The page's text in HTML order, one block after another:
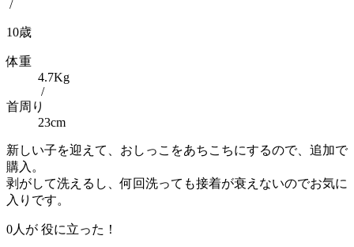
/
10歳
体重
4.7Kg
/
首周り
23cm
新しい子を迎えて、おしっこをあちこちにするので、追加で
購入。
剥がして洗えるし、何回洗っても接着が衰えないのでお気に
入りです。
0人が 役に立った！